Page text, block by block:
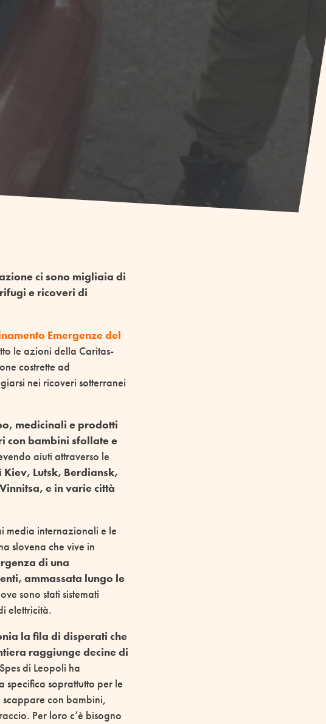
ci sono migliaia di
e ricoveri di
Emergenze del
le azioni della Caritas-
costrette ad
nei ricoveri sotterranei
medicinali e prodotti
con bambini sfollate e
aiuti attraverso le
Kiev, Lutsk, Berdiansk,
e in varie città
media internazionali e le
slovena che vive in
di una
ammassata lungo le
sono stati sistemati
elettricità.
la fila di disperati che
raggiunge decine di
di Leopoli ha
specifica soprattutto per le
con bambini,
Per loro c’è bisogno